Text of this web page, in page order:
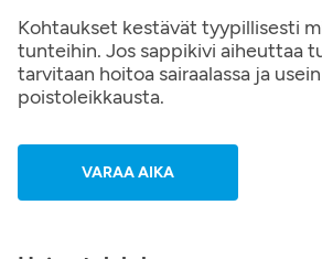
Kohtaukset kestävät tyypillisesti
tunteihin. Jos sappikivi aiheuttaa
tarvitaan hoitoa sairaalassa ja
poistoleikkausta.
VARAA AIKA